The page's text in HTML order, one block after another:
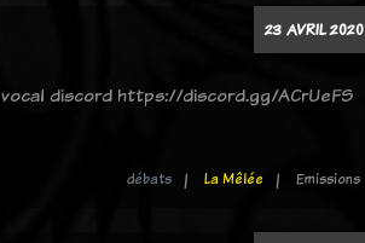
23 AVRIL 2020
discord https://discord.gg/ACrUeFS
débats La Mêlée Emissions